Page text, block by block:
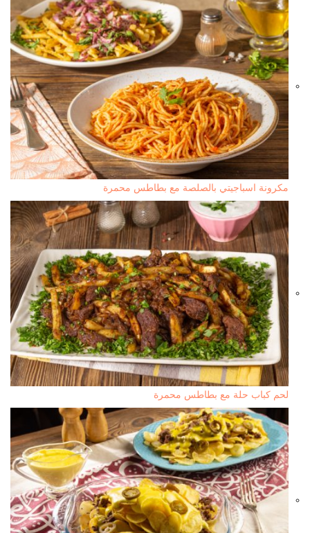
مكرونة اسباجيتي بالصلصة مع بطاطس محمرة
لحم كباب حلة مع بطاطس محمرة